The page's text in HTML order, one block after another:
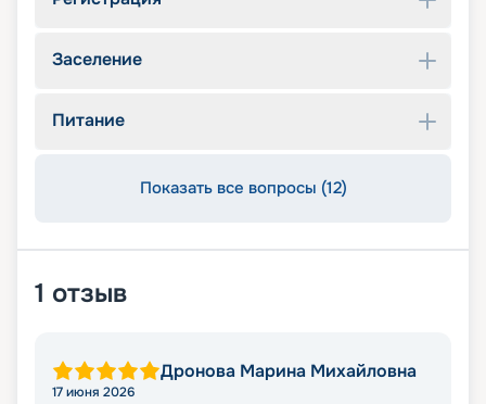
Заселение
Питание
Показать все вопросы (12)
1 отзыв
Дронова Марина Михайловна
17 июня 2026